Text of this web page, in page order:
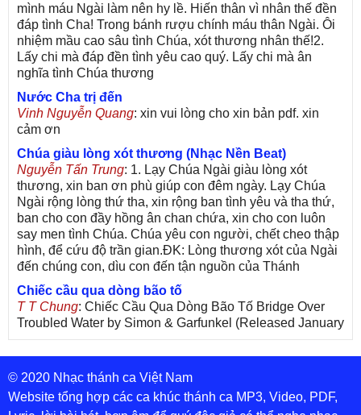
mình máu Ngài làm nên hy lề. Hiến thân vì nhân thế đền
đáp tình Cha! Trong bánh rượu chính máu thân Ngài. Ôi
nhiệm mầu cao sâu tình Chúa, xót thương nhân thế!2.
Lấy chi mà đáp đền tình yêu cao quý. Lấy chi mà ân
nghĩa tình Chúa thương
Nước Cha trị đến
Vinh Nguyễn Quang: xin vui lòng cho xin bản pdf. xin
cảm ơn
Chúa giàu lòng xót thương (Nhạc Nền Beat)
Nguyễn Tấn Trung: 1. Lạy Chúa Ngài giàu lòng xót
thương, xin ban ơn phù giúp con đêm ngày. Lạy Chúa
Ngài rộng lòng thứ tha, xin rộng ban tình yêu và tha thứ,
ban cho con đầy hồng ân chan chứa, xin cho con luôn
say men tình Chúa. Chúa yêu con người, chết cheo thập
hình, để cứu độ trần gian.ĐK: Lòng thương xót của Ngài
đến chúng con, dìu con đến tận nguồn của Thánh
Chiếc cầu qua dòng bão tố
T T Chung: Chiếc Cầu Qua Dòng Bão Tố Bridge Over
Troubled Water by Simon & Garfunkel (Released January
26, 1970) Lời Việt: Nhạc Sĩ Vũ Đức Nghiêm Trình Bày:
Chung Tử Lưu
De Colores! (Lời Việt)
Son Vu: Bài hát có lời chưa.Cám ơn
© 2020 Nhạc thánh ca Việt Nam
Website tổng hợp các ca khúc thánh ca MP3, Video, PDF,